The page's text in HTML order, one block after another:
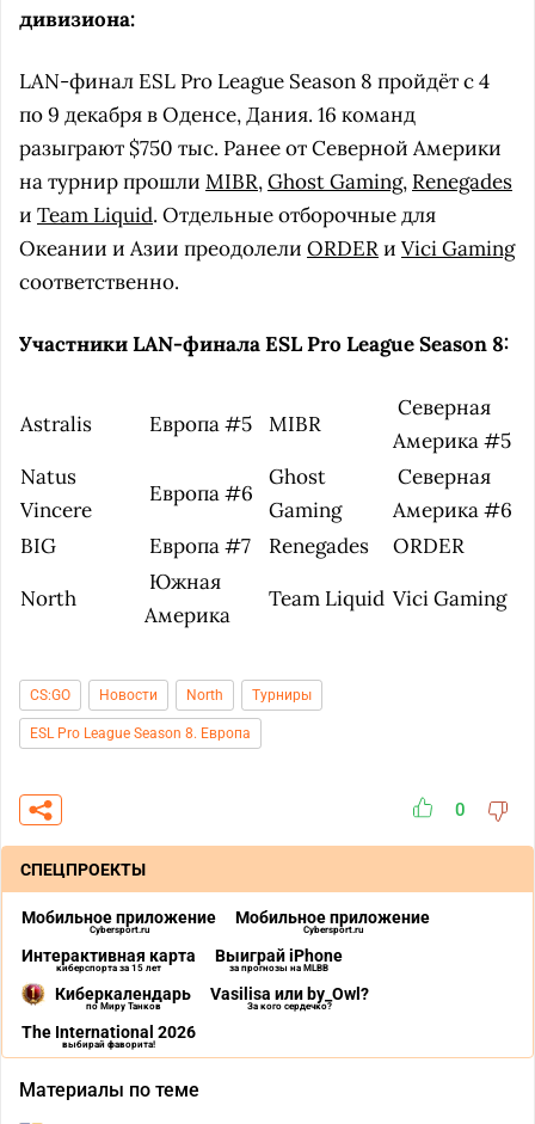
дивизиона:
LAN-финал ESL Pro League Season 8 пройдёт с 4
по 9 декабря в Оденсе, Дания. 16 команд
разыграют $750 тыс. Ранее от Северной Америки
на турнир прошли MIBR,Ghost Gaming, Renegades
и Team Liquid. Отдельные отборочные для
Океании и Азии преодолели ORDERи Vici Gaming
соответственно.
Участники LAN-финала ESL Pro League Season 8:
Astralis Европа #5 MIBR
Северная
Америка #5
Natus
Vincere
Европа #6
Ghost
Gaming
Северная
Америка #6
BIG
Европа #7 Renegades
ORDER
North
Южная
Америка
Team Liquid Vici Gaming
CS:GO Новости North Турниры
ESL Pro League Season 8. Европа
0
СПЕЦПРОЕКТЫ
Мобильное приложение
Cybersport.ru
Мобильное приложение
Cybersport.ru
Интерактивная карта
киберспорта за 15 лет
Выиграй iPhone
за прогнозы на MLBB
Киберкалендарь
по Миру Танков
Vasilisa или by_Owl?
За кого сердечко?
The International 2026
выбирай фаворита!
Материалы по теме